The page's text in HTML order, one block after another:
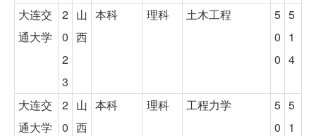
大连交
通大学
2
0
2
3
山
西
本科 理科 土木工程
5
0
0
5
1
4
大连交
通大学
2
0
山
西
本科 理科 工程力学
5
0
5
1